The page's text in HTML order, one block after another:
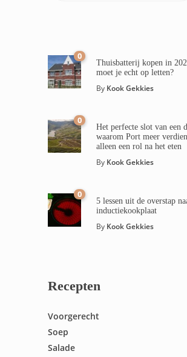
0
Thuisbatterij kopen in
moet je echt op letten?
By Kook Gekkies
0
Het perfecte slot van een
waarom Port meer
alleen een rol na het eten
By Kook Gekkies
0
5 lessen uit de overstap
inductiekookplaat
By Kook Gekkies
Recepten
Voorgerecht
Soep
Salade